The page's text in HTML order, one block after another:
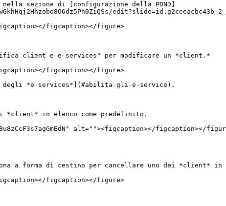
sezione di [configurazione della PDND]
figcaption></figure>
client e e-services" per modificare un *client.*
figcaption></figure>
degli *e-services*](#abilita-gli-e-service).
*client* in elenco come predefinito.
alt=""><figcaption></figcaption></
a forma di cestino per cancellare uno dei *client* in
figcaption></figure>